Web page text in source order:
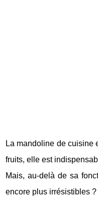
La mandoline de cuisine
fruits, elle est
Mais, au-delà de sa
encore plus irrésistibles ?